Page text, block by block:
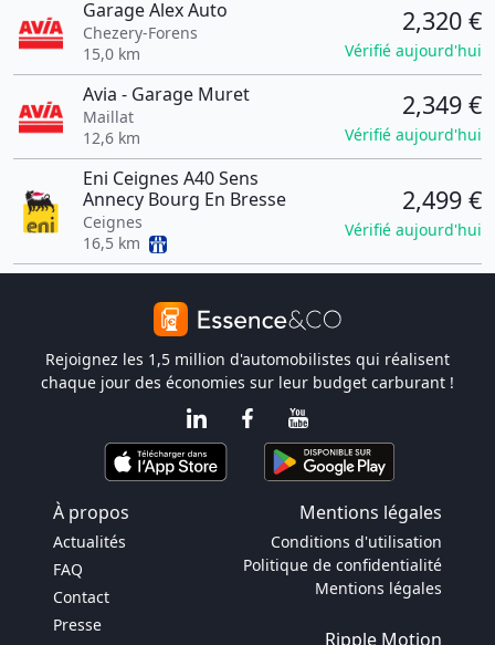
Garage Alex Auto
Chezery-Forens
15,0 km
2,320 €
Vérifié aujourd'hui
Avia - Garage Muret
Maillat
12,6 km
2,349 €
Vérifié aujourd'hui
Eni Ceignes A40 Sens
Annecy Bourg En Bresse
Ceignes
16,5 km
2,499 €
Vérifié aujourd'hui
Rejoignez les 1,5 million d'automobilistes qui réalisent
chaque jour des économies sur leur budget carburant !
À propos Mentions légales
Actualités
FAQ
Contact
Presse
Conditions d'utilisation
Politique de confidentialité
Mentions légales
Ripple Motion